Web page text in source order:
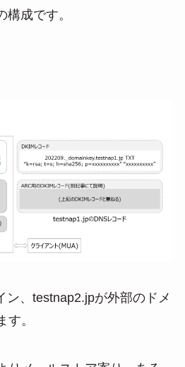
成です。
ン、testnap2.jpが外部のドメ
す。